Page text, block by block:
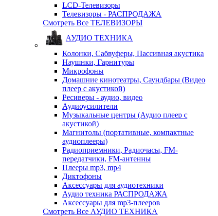
LCD-Телевизоры
Телевизоры - РАСПРОДАЖА
Смотреть Все ТЕЛЕВИЗОРЫ
АУДИО ТЕХНИКА
Колонки, Сабвуферы, Пассивная акустика
Наушнки, Гарнитуры
Микрофоны
Домашние кинотеатры, Саундбары (Видео
плеер с акустикой)
Ресиверы - аудио, видео
Аудиоусилители
Музыкальные центры (Аудио плеер с
акустикой)
Магнитолы (портативные, компактные
аудиоплееры)
Радиоприемники, Радиочасы, FM-
передатчики, FM-антенны
Плееры mp3, mp4
Диктофоны
Аксессуары для аудиотехники
Аудио техника РАСПРОДАЖА
Аксессуары для mp3-плееров
Смотреть Все АУДИО ТЕХНИКА